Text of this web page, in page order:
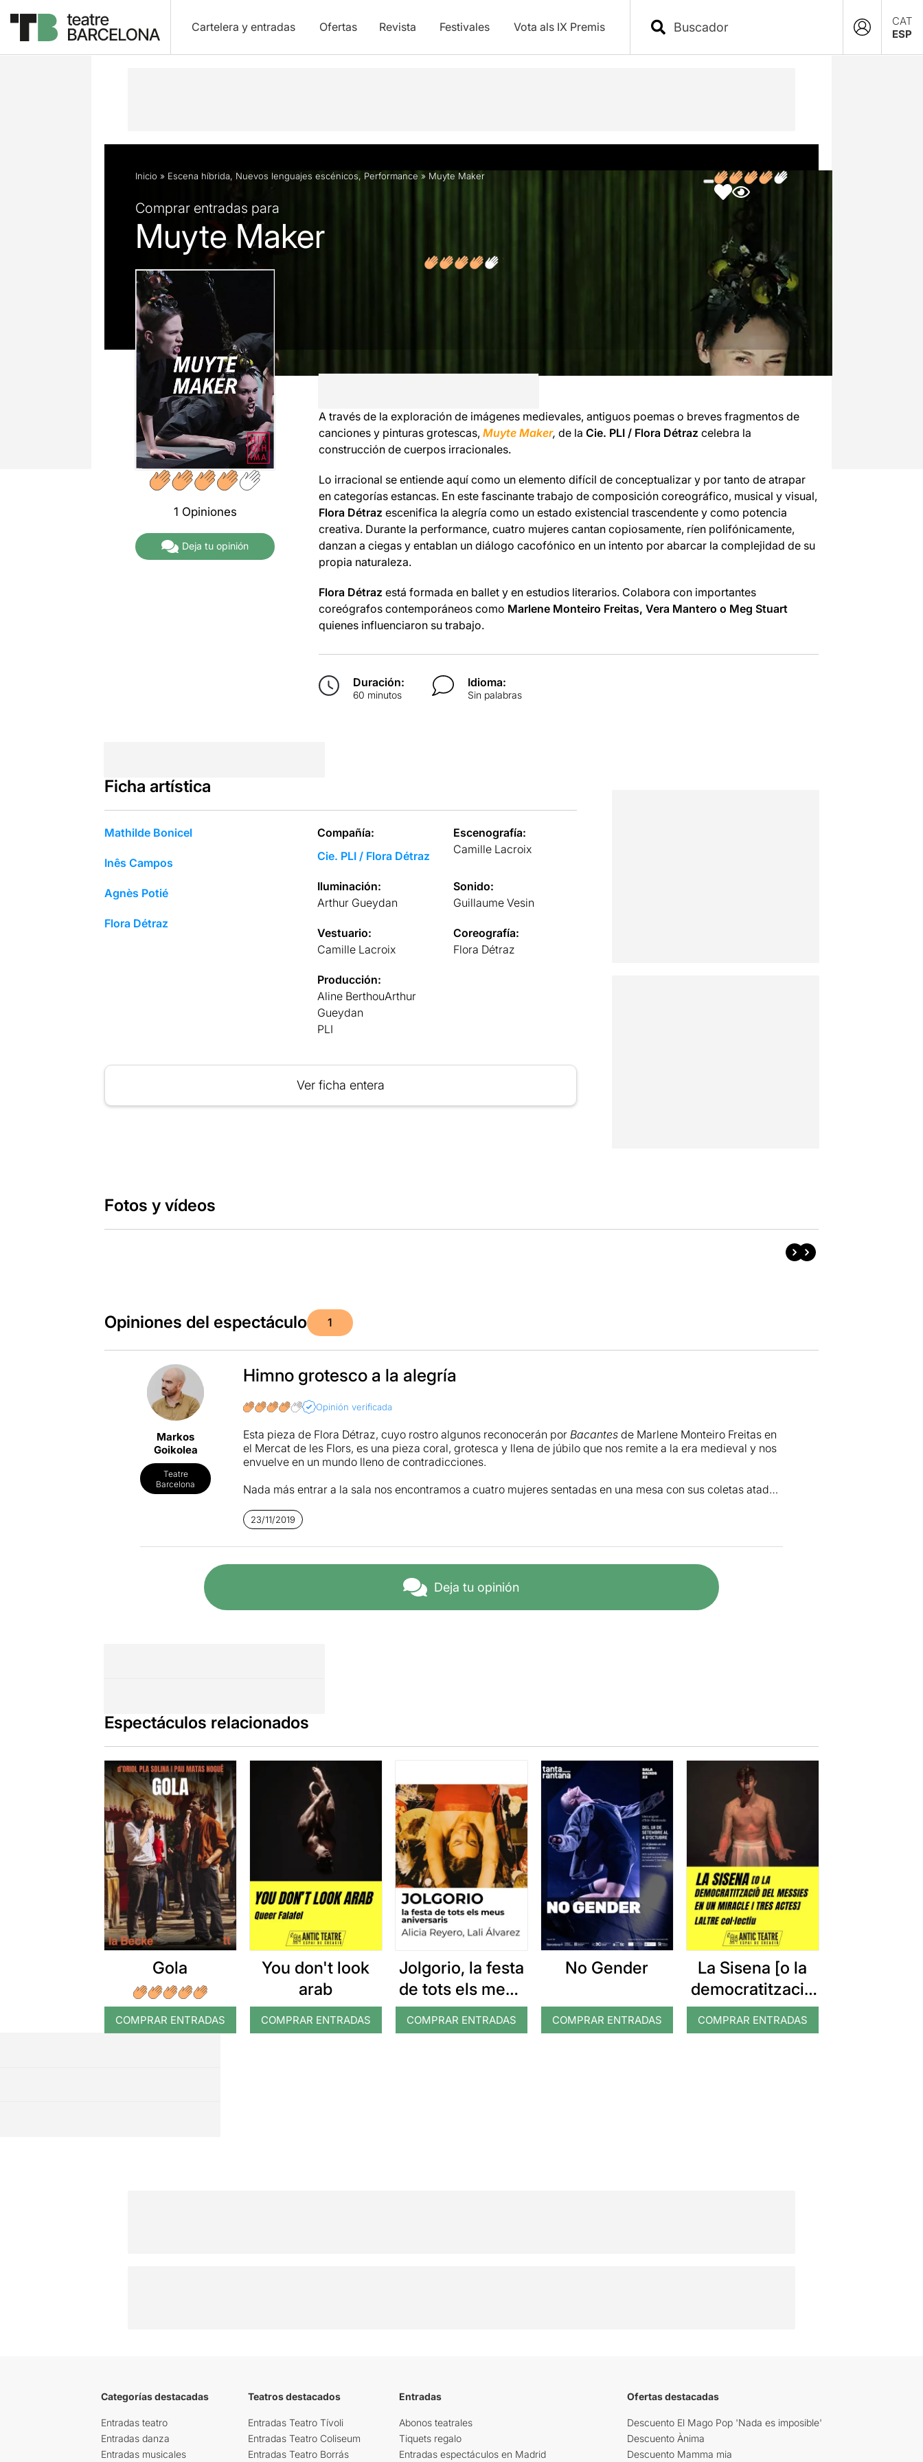
Cartelera y entradas Ofertas Revista Festivales Vota als IX Premis
CAT
ESP
Descripción Ficha artística Fotos y vídeos Opiniones
Inicio » Escena híbrida, Nuevos lenguajes escénicos, Performance » Muyte Maker
Comprar entradas para
Muyte Maker
1 Opiniones
Deja tu opinión
A través de la exploración de imágenes medievales, antiguos poemas o breves fragmentos de
canciones y pinturas grotescas, Muyte Maker, de la Cie. PLI / Flora Détraz celebra la
construcción de cuerpos irracionales.
Lo irracional se entiende aquí como un elemento difícil de conceptualizar y por tanto de atrapar
en categorías estancas. En este fascinante trabajo de composición coreográfico, musical y visual,
Flora Détraz escenifica la alegría como un estado existencial trascendente y como potencia
creativa. Durante la performance, cuatro mujeres cantan copiosamente, ríen polifónicamente,
danzan a ciegas y entablan un diálogo cacofónico en un intento por abarcar la complejidad de su
propia naturaleza.
Flora Détraz está formada en ballet y en estudios literarios. Colabora con importantes
coreógrafos contemporáneos como Marlene Monteiro Freitas, Vera Mantero o Meg Stuart
quienes influenciaron su trabajo.
Duración:
60 minutos
Idioma:
Sin palabras
Ficha artística
Mathilde Bonicel
Inês Campos
Agnès Potié
Flora Détraz
Compañía:
Cie. PLI / Flora Détraz
Escenografía:
Camille Lacroix
Iluminación:
Arthur Gueydan
Sonido:
Guillaume Vesin
Vestuario:
Camille Lacroix
Coreografía:
Flora Détraz
Producción:
Aline BerthouArthur
Gueydan
PLI
Ver ficha entera
Fotos y vídeos
Opiniones del espectáculo 1
Markos
Goikolea
Teatre
Barcelona
Himno grotesco a la alegría
Opinión verificada
Esta pieza de Flora Détraz, cuyo rostro algunos reconocerán por Bacantesde Marlene Monteiro Freitas en
el Mercat de les Flors, es una pieza coral, grotesca y llena de júbilo que nos remite a la era medieval y nos
envuelve en un mundo lleno de contradicciones.
Nada más entrar a la sala nos encontramos a cuatro mujeres sentadas en una mesa con sus coletas atadas
contrapunto y les ayuda a mantener el equilibrio. Al mismo tiempo, lo que inicialmente parecía una
mazmorra medieval de la tortura se convierte en una comedia musical con tonos de clown cuando las
cuatro intérpretes llenan el espacio con sus canciones y juegos de voz.
Siguiendo la línea de las contradicciones, observamos que mientras la voz juega un papel grandilocuente
el cuerpo presenta una gestualidad pequeña. Fragmentan el cuerpo para trabajar distintas partes de forma
separada. Esto se refuerza con la escenografía y el diseño lumínico, haciendo que la parte superior e
inferior del cuerpo de las intérpretes se muestre de forma independiente.
natural o lo fértil, de la que estas mujeres parecen jactarse. En definitiva, una divertida, hipnótica y
23/11/2019
Deja tu opinión
Espectáculos relacionados
Gola
COMPRAR ENTRADAS
You don't look
arab
COMPRAR ENTRADAS
Jolgorio, la festa
de tots els meus
aniversaris
COMPRAR ENTRADAS
No Gender
COMPRAR ENTRADAS
La Sisena [o la
democratització
del Messies en
un miracle i tres
COMPRAR ENTRADAS
Categorías destacadas
Entradas teatro
Entradas danza
Entradas musicales
Teatros destacados
Entradas Teatro Tívoli
Entradas Teatro Coliseum
Entradas Teatro Borrás
Entradas
Abonos teatrales
Tiquets regalo
Entradas espectáculos en Madrid
Ofertas destacadas
Descuento El Mago Pop 'Nada es imposible'
Descuento Ànima
Descuento Mamma mia